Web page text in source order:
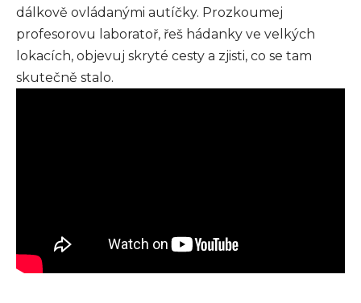
dálkově ovládanými autíčky. Prozkoumej
profesorovu laboratoř, řeš hádanky ve velkých
lokacích, objevuj skryté cesty a zjisti, co se tam
skutečně stalo.